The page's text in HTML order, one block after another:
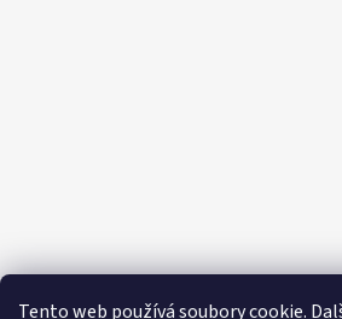
Tento web používá soubory cookie.